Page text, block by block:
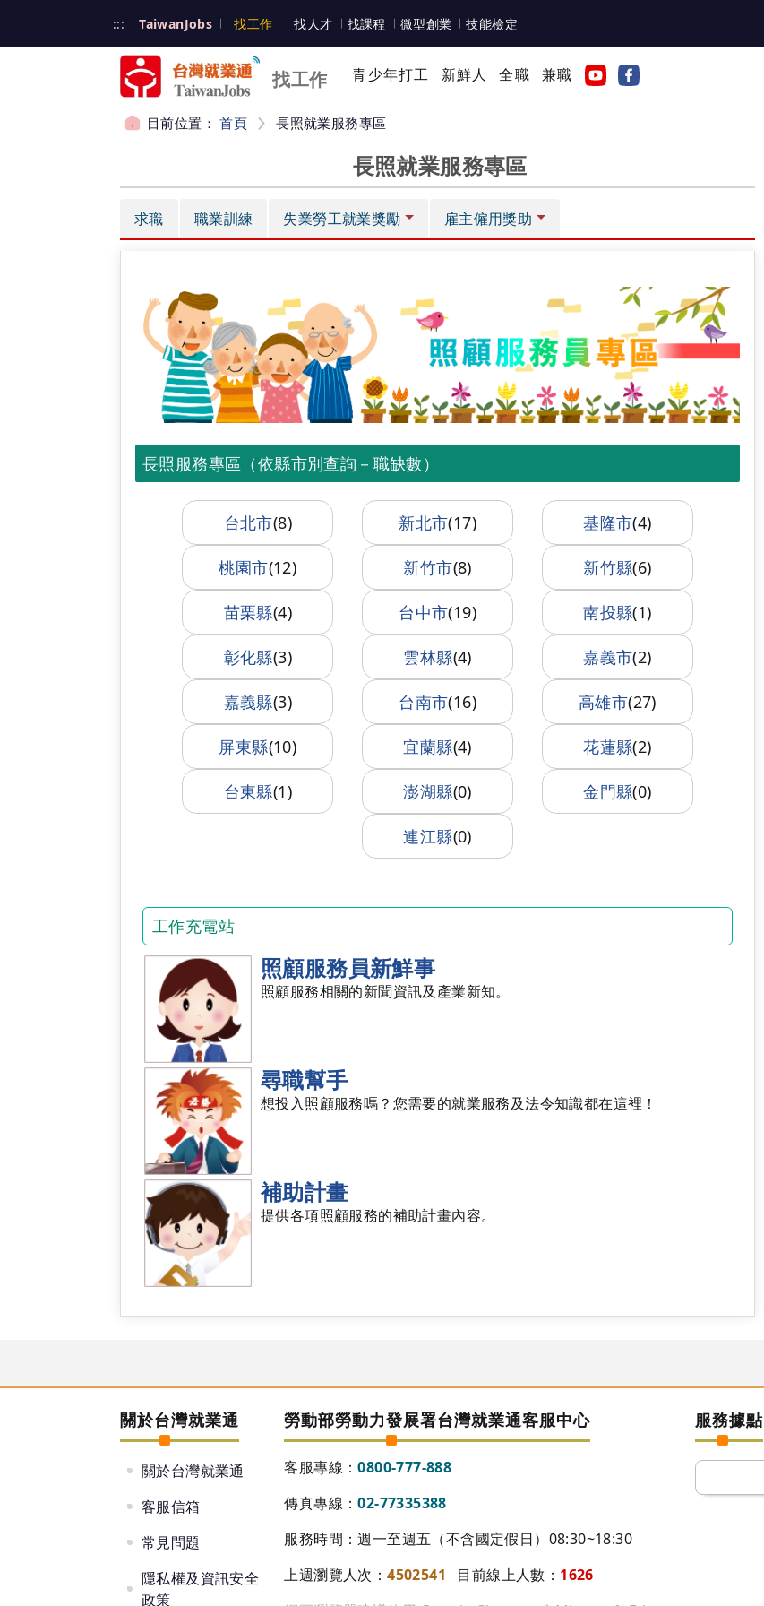
::: TaiwanJobs 台灣就業通
找工作 台灣就業通
找人才 找課程 微型創業 技能檢定
找工作 青少年打工 新鮮人 全職 兼職
目前位置：首頁 長照就業服務專區
長照就業服務專區
求職 職業訓練 失業勞工就業獎勵 雇主僱用獎助
長照服務專區（依縣市別查詢－職缺數）
台北市(8) 新北市(17) 基隆市(4)
桃園市(12) 新竹市(8) 新竹縣(6)
苗栗縣(4) 台中市(19) 南投縣(1)
彰化縣(3) 雲林縣(4) 嘉義市(2)
嘉義縣(3) 台南市(16) 高雄市(27)
屏東縣(10) 宜蘭縣(4) 花蓮縣(2)
台東縣(1) 澎湖縣(0) 金門縣(0)
連江縣(0)
工作充電站
照顧服務員新鮮事
照顧服務相關的新聞資訊及產業新知。
尋職幫手
想投入照顧服務嗎？您需要的就業服務及法令知識都在這裡！
補助計畫
提供各項照顧服務的補助計畫內容。
關於台灣就業通
關於台灣就業通
客服信箱
常見問題
隱私權及資訊安全
政策
勞動部勞動力發展署台灣就業通客服中心
客服專線：0800-777-888
傳真專線：02-77335388
服務時間：週一至週五（不含國定假日）08:30~18:30
上週瀏覽人次：4502541 目前線上人數： 1626
服務據點